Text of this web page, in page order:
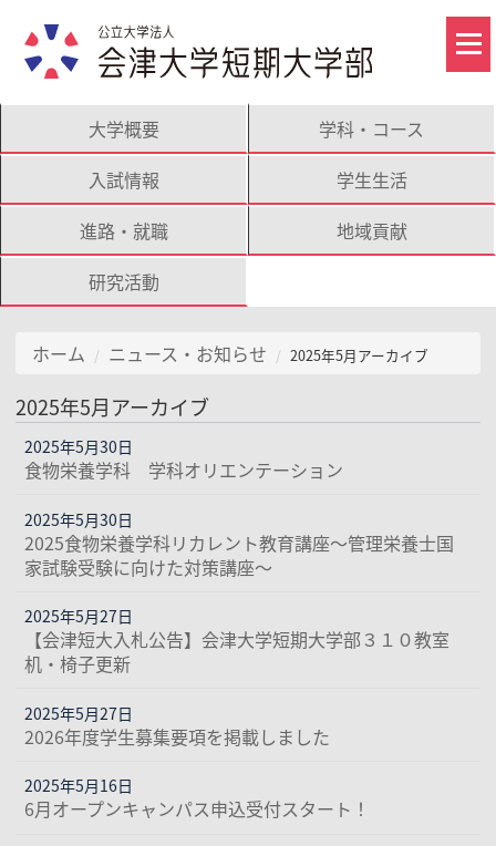
大学概要
学科・コース
入試情報
学生生活
進路・就職
地域貢献
研究活動
ホーム ニュース・お知らせ 2025年5月アーカイブ
2025年5月アーカイブ
2025年5月30日
食物栄養学科 学科オリエンテーション
2025年5月30日
2025食物栄養学科リカレント教育講座～管理栄養士国
家試験受験に向けた対策講座～
2025年5月27日
【会津短大入札公告】会津大学短期大学部３１０教室
机・椅子更新
2025年5月27日
2026年度学生募集要項を掲載しました
2025年5月16日
6月オープンキャンパス申込受付スタート！